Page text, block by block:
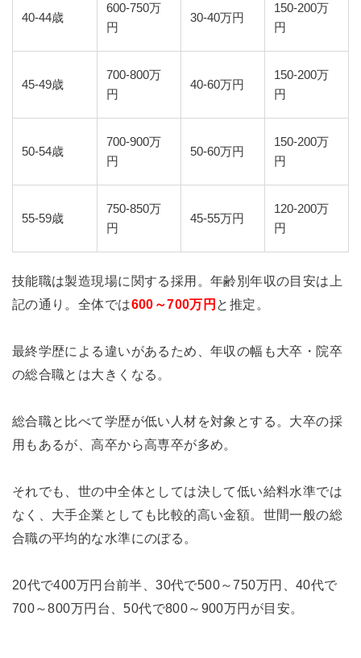
40-44歳
600-750万
円
30-40万円
150-200万
円
45-49歳
700-800万
円
40-60万円
150-200万
円
50-54歳
700-900万
円
50-60万円
150-200万
円
55-59歳
750-850万
円
45-55万円
120-200万
円
技能職は製造現場に関する採用。年齢別年収の目安は上
記の通り。全体では600～700万円 と推定。
最終学歴による違いがあるため、年収の幅も大卒・院卒
の総合職とは大きくなる。
総合職と比べて学歴が低い人材を対象とする。大卒の採
用もあるが、高卒から高専卒が多め。
それでも、世の中全体としては決して低い給料水準では
なく、大手企業としても比較的高い金額。世間一般の総
合職の平均的な水準にのぼる。
20代で400万円台前半、30代で500～750万円、40代で
700～800万円台、50代で800～900万円が目安。